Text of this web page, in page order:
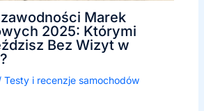
Marek
2025: Którymi
Bez Wizyt w
Testy i recenzje samochodów